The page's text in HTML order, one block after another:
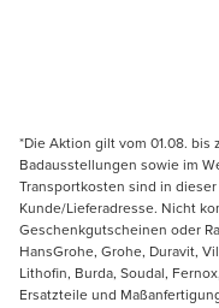
*Die Aktion gilt vom 01.08. bis
Badausstellungen sowie im
Transportkosten sind in
Kunde/Lieferadresse. Nicht
Geschenkgutscheinen oder
HansGrohe, Grohe, Duravit,
Lithofin, Burda, Soudal,
Ersatzteile und